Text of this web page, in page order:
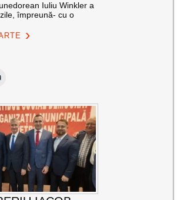
Iuliu Winkler a
împreună- cu o